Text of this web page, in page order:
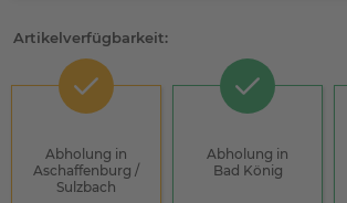
Artikelverfügbarkeit:
Abholung in
Aschaffenburg /
Sulzbach
Abholung in
Bad König